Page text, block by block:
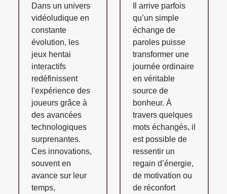
Dans un univers
vidéoludique en
constante
évolution, les
jeux hentai
interactifs
redéfinissent
l'expérience des
joueurs grâce à
des avancées
technologiques
surprenantes.
Ces innovations,
souvent en
avance sur leur
temps,
Il arrive parfois
qu’un simple
échange de
paroles puisse
transformer une
journée ordinaire
en véritable
source de
bonheur. À
travers quelques
mots échangés, il
est possible de
ressentir un
regain d’énergie,
de motivation ou
de réconfort